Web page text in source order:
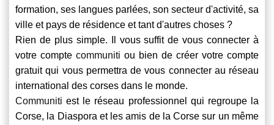
formation, ses langues parlées, son secteur d'activité, sa
ville et pays de résidence et tant d'autres choses ?
Rien de plus simple. Il vous suffit de vous connecter à
votre compte communiti ou bien de créer votre compte
gratuit qui vous permettra de vous connecter au réseau
international des corses dans le monde.
Communiti est le réseau professionnel qui regroupe la
Corse, la Diaspora et les amis de la Corse sur un même